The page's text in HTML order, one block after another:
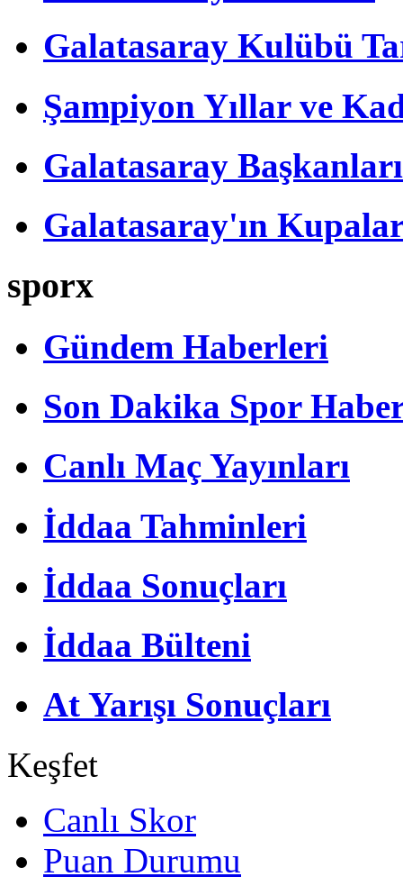
Galatasaray Kulübü
Şampiyon Yıllar ve
Galatasaray Başkanları
Galatasaray'ın
sporx
Gündem Haberleri
Son Dakika Spor
Canlı Maç Yayınları
İddaa Tahminleri
İddaa Sonuçları
İddaa Bülteni
At Yarışı Sonuçları
Keşfet
Canlı Skor
Puan Durumu